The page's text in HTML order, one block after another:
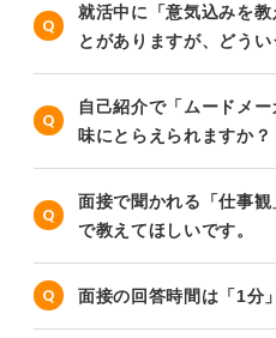
就活中に「意気込みを
とがありますが、どうい
自己紹介で「ムードメ
味にとらえられますか？
面接で聞かれる「仕事
で教えてほしいです。
面接の回答時間は「1分